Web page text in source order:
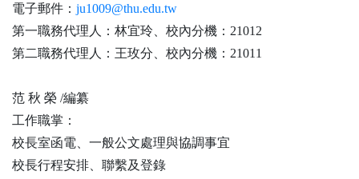
電子郵件： ju1009@thu.edu.tw
第一職務代理人：林宜玲、校內分機：21012
第二職務代理人：王玫分、校內分機：21011
范 秋 榮 /編纂
工作職掌：
校長室函電、一般公文處理與協調事宜
校長行程安排、聯繫及登錄